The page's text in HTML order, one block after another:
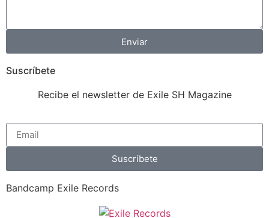
Enviar
Suscríbete
Recibe el newsletter de Exile SH Magazine
Suscríbete
Bandcamp Exile Records